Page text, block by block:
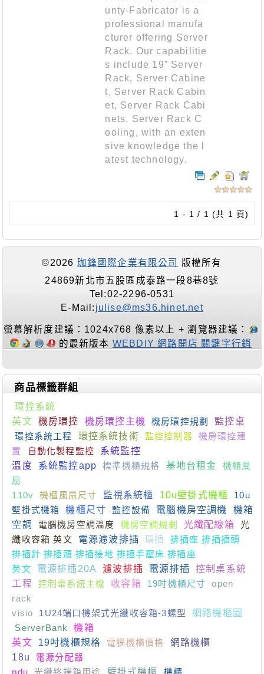
unty-Fabricator is a
professional manufa
cturer offering Server
Rack. Our capabilitie
s include 19” Server
Rack, Server Cabine
t, Server Rack Cabin
et, Server Rack Cabi
nets, Server Rack C
ooling, with an exten
sive knowledge the l
atest technology.
1 - 1 / 1 (共 1 頁)
©2026 珈鋒國際企業有限公司
版權所有
24869新北市五股區成泰路一段8巷8號
Tel:02-2296-0531
E-Mail: julise@ms36.hinet.net
螢幕解析度建議：1024x768 像素以上 + 瀏覽器建議：
的最新版本 WEBDIY 網路開店 關鍵字行銷
商品標籤群組
環控系統
英文
機房環控 機房環控主機 機房環控規劃
監控桌
環控系統工程
環控系統技術 監控控制器
機房環控建
置
自動化製程監控
系統監控
溫度
系統監控app 標準機櫃規格 基地台租金
機櫃風
扇
110v
機櫃風扇尺寸 監視系統櫃 10u壁掛式機櫃
10u
壁掛式機箱
機櫃尺寸 監控設備 電腦機房空調機
機箱
空調
電腦機房空調溫度 機房空調規劃 光纖配線箱
光
纖收容箱 英文
電源濾波排插 環插
排插座 排插插頭
排插針 排插頭 排插接地 排插手壓床 排插座
英文
電源排插20A 濾波排插 電源排插
控制桌系統
工程
控制桌系統主機 收容箱 19吋機櫃尺寸
open
rack
visio
1U24端口機架式光纖收容箱-3螺型
網路機櫃圖
ServerBank
機箱
英文
19吋機櫃規格 電腦機櫃價格
網路機櫃
18u
電源分配器
pdu
光纖終端箱用途 壁掛式機櫃 機櫃